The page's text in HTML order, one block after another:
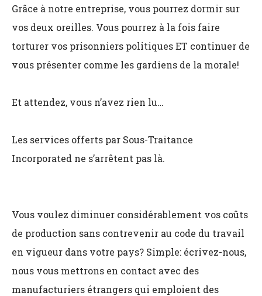
Grâce à notre entreprise, vous pourrez dormir sur
vos deux oreilles. Vous pourrez à la fois faire
torturer vos prisonniers politiques ET continuer de
vous présenter comme les gardiens de la morale!
Et attendez, vous n’avez rien lu…
Les services offerts par Sous-Traitance
Incorporated ne s’arrêtent pas là.
Vous voulez diminuer considérablement vos coûts
de production sans contrevenir au code du travail
en vigueur dans votre pays? Simple: écrivez-nous,
nous vous mettrons en contact avec des
manufacturiers étrangers qui emploient des